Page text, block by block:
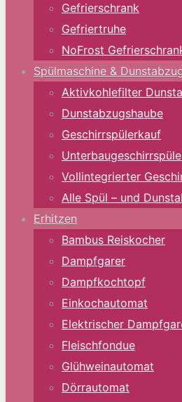
Gefrierschrank
Gefriertruhe
NoFrost
Spülmaschine &
Aktivkohlefilter
Dunstabzugshaube
Geschirrspülerkauf
Vollintegrierter
Alle Spül – und
Erhitzen
Bambus Reiskocher
Dampfgarer
Dampfkochtopf
Einkochautomat
Elektrischer
Fleischfondue
Glühweinautomat
Dörrautomat